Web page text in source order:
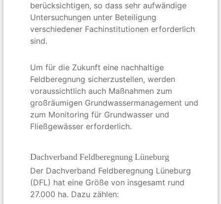
berücksichtigen, so dass sehr aufwändige
Untersuchungen unter Beteiligung
verschiedener Fachinstitutionen erforderlich
sind.
Um für die Zukunft eine nachhaltige
Feldberegnung sicherzustellen, werden
voraussichtlich auch Maßnahmen zum
großräumigen Grundwassermanagement und
zum Monitoring für Grundwasser und
Fließgewässer erforderlich.
Dachverband Feldberegnung Lüneburg
Der Dachverband Feldberegnung Lüneburg
(DFL) hat eine Größe von insgesamt rund
27.000 ha. Dazu zählen: